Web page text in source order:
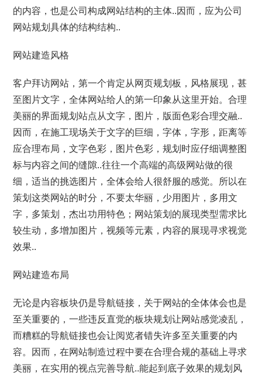
的内容，也是公司构成网站结构的主体..因而，应为公司
网站规划具体的结构结构..
网站建造风格
客户拜访网站，第一个肯定从网页规划板，风格展现，甚
至图片文字，全体网站给人的第一印象从这里开始。合理
美丽的界面规划站点从文字，图片，版面色彩合理交融..
因而，在施工现场关于文字的巨细，字体，字形，距离等
应合理布局，文字色彩，图片色彩，规划时应仔细调整图
标与内容之间的缝隙..往往一个高端的高级网站做的很
细，适当的挑选图片，全体会给人很舒服的感觉。所以在
策划这类网站的时分，不要太华丽，少用图片，多用文
字，多策划，杰出功用特色；网站策划的展现类型需求比
较生动，多增加图片，视频等元素，内容的展现寻求视觉
效果..
网站建造布局
无论是内容板块仍是导航链接，关于网站的全体体会也是
至关重要的，一些违反直觉的板块规划让网站感觉凌乱，
而糟糕的导航链接也会让阅览者错失许多至关重要的内
容。因而，在网站制造过程中要在合理合规的基础上寻求
美丽，在实用的视点完善导航..能起到底子效果的规划风